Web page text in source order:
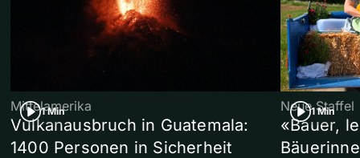
1 Min
Mittelamerika
Vulkanausbruch in Guatemala:
1400 Personen in Sicherheit
1 Min
Neue Staffel
«Bauer,